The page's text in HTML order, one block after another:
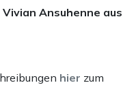
Ansuhenne aus
hier zum